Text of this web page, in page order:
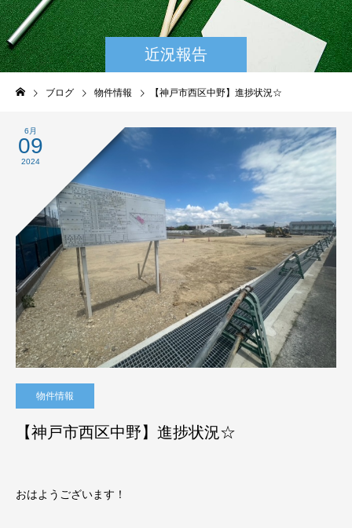
近況報告
ブログ 物件情報 【神戸市西区中野】進捗状況☆
6月
09
2024
物件情報
【神戸市西区中野】進捗状況☆
おはようございます！